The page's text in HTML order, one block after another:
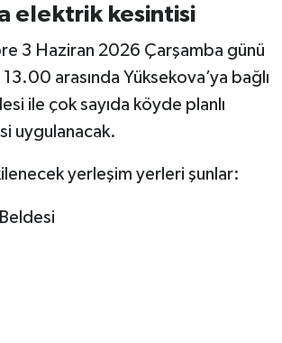
elektrik kesintisi
3 Haziran 2026 Çarşamba günü
arasında Yüksekova’ya bağlı
ile çok sayıda köyde planlı
uygulanacak.
yerleşim yerleri şunlar: